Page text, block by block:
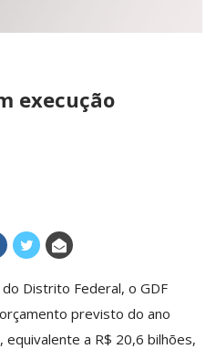
execução
Distrito Federal, o GDF
previsto do ano
a R$ 20,6 bilhões,